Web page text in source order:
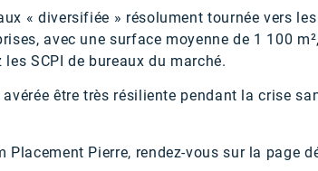
« diversifiée » résolument tournée vers
avec une surface moyenne de 1 100
SCPI de bureaux du marché.
être très résiliente pendant la crise
Pierre, rendez-vous sur la page